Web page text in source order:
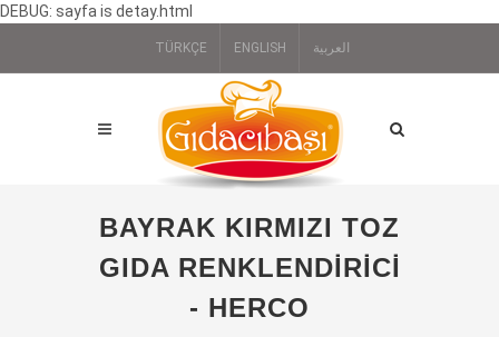
DEBUG: sayfa is detay.html
TÜRKÇE ENGLISH العربية
BAYRAK KIRMIZI TOZ
GIDA RENKLENDIRICI
- HERCO